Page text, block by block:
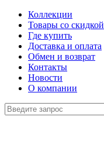
Коллекции
Товары со скидкой
Где купить
Доставка и оплата
Обмен и возврат
Контакты
Новости
О компании